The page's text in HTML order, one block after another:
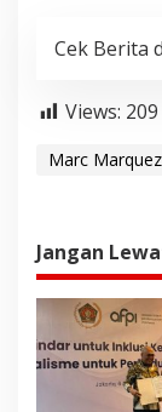
Cek Berita
Views: 209
Marc Marquez
Jangan